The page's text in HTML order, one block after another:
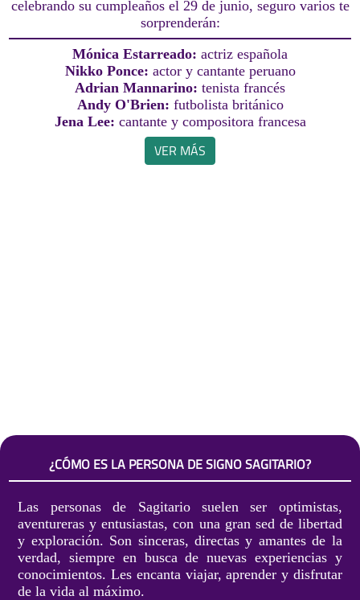
celebrando su cumpleaños el 29 de junio, seguro varios te
sorprenderán:
Mónica Estarreado: actriz española
Nikko Ponce: actor y cantante peruano
Adrian Mannarino: tenista francés
Andy O'Brien: futbolista británico
Jena Lee: cantante y compositora francesa
VER MÁS
¿CÓMO ES LA PERSONA DE SIGNO SAGITARIO?
Las personas de Sagitario suelen ser optimistas,
aventureras y entusiastas, con una gran sed de libertad
y exploración. Son sinceras, directas y amantes de la
verdad, siempre en busca de nuevas experiencias y
conocimientos. Les encanta viajar, aprender y disfrutar
de la vida al máximo.